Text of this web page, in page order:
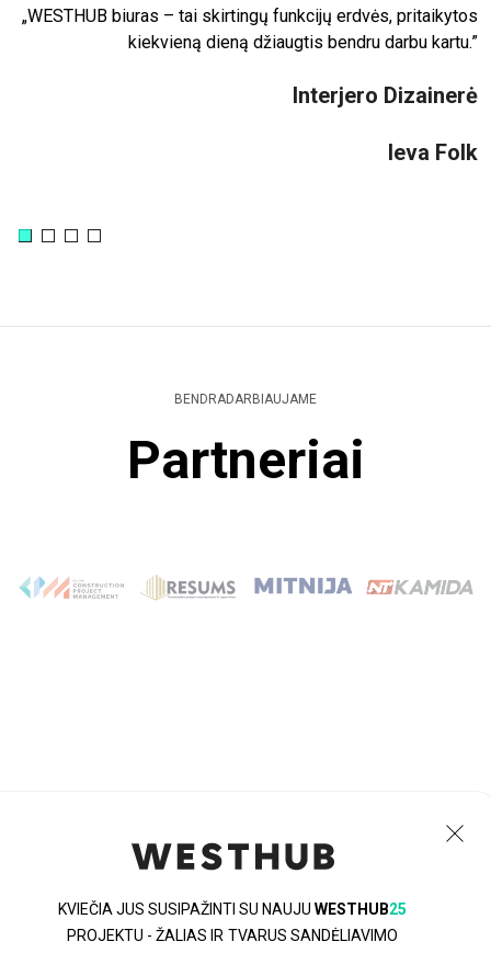
„WESTHUB biuras – tai skirtingų funkcijų erdvės, pritaikytos
kiekvieną dieną džiaugtis bendru darbu kartu.”
Interjero Dizainerė
Ieva Folk
BENDRADARBIAUJAME
Partneriai
WESTHUB
Kontaktai
KVIEČIA JUS SUSIPAŽINTI SU NAUJUWESTHUB25
PROJEKTU - ŽALIAS IR TVARUS SANDĖLIAVIMO